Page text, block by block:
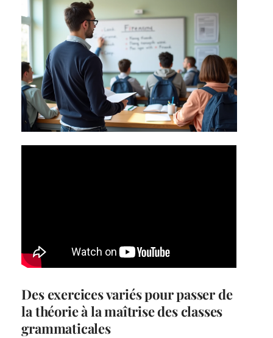
Des exercices variés pour passer de
la théorie à la maîtrise des classes
grammaticales